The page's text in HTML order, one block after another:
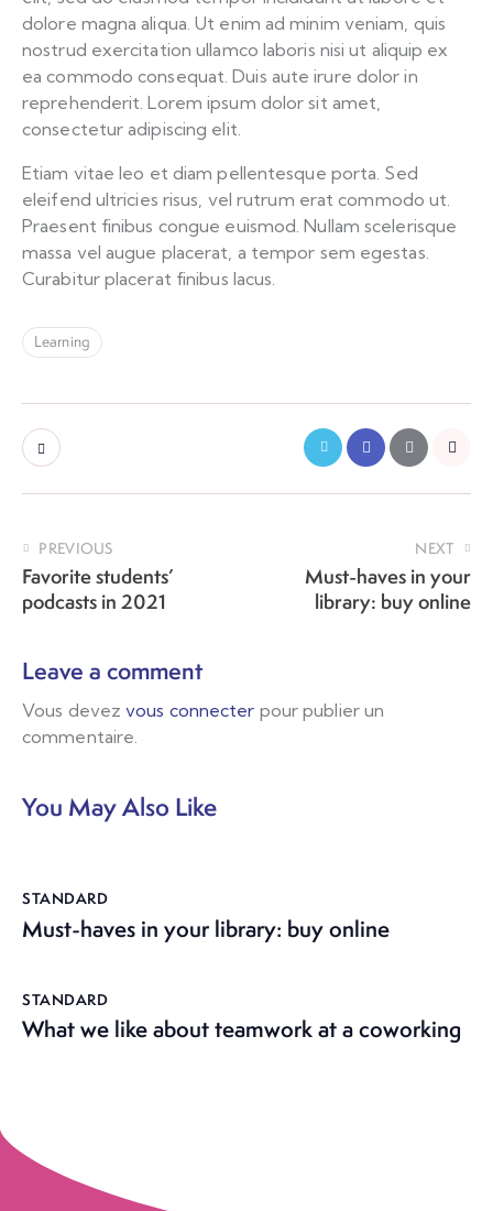
dolore magna aliqua. Ut enim ad minim veniam, quis
nostrud exercitation ullamco laboris nisi ut aliquip ex
ea commodo consequat. Duis aute irure dolor in
reprehenderit. Lorem ipsum dolor sit amet,
consectetur adipiscing elit.
Etiam vitae leo et diam pellentesque porta. Sed
eleifend ultricies risus, vel rutrum erat commodo ut.
Praesent finibus congue euismod. Nullam scelerisque
massa vel augue placerat, a tempor sem egestas.
Curabitur placerat finibus lacus.
Learning
PREVIOUS
Favorite students’
podcasts in 2021
NEXT
Must-haves in your
library: buy online
Leave a comment
Vous devezvous connecter pour publier un
commentaire.
You May Also Like
STANDARD
Must-haves in your library: buy online
STANDARD
What we like about teamwork at a coworking